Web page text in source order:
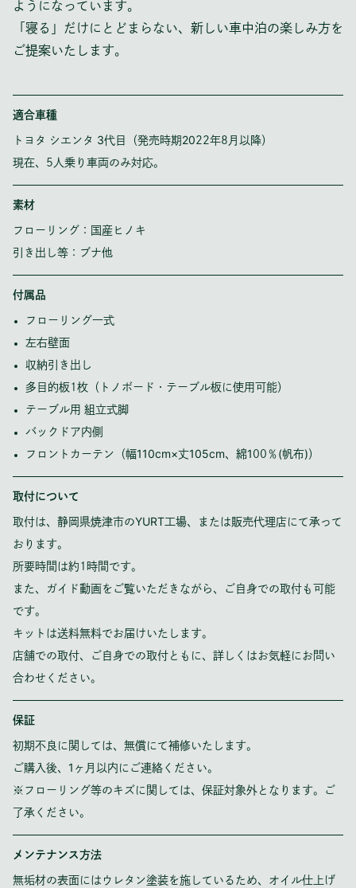
ようになっています。
「寝る」だけにとどまらない、新しい車中泊の楽しみ方を
ご提案いたします。
適合車種
トヨタ シエンタ 3代目（発売時期2022年8月以降）
現在、5人乗り車両のみ対応。
素材
フローリング：国産ヒノキ
引き出し等：ブナ他
付属品
フローリング一式
左右壁面
収納引き出し
多目的板1枚（トノボード・テーブル板に使用可能）
テーブル用 組立式脚
バックドア内側
フロントカーテン（幅110cm×丈105cm、綿100％(帆布)）
取付について
取付は、静岡県焼津市のYURT工場、または販売代理店にて承って
おります。
所要時間は約1時間です。
また、ガイド動画をご覧いただきながら、ご自身での取付も可能
です。
キットは送料無料でお届けいたします。
店舗での取付、ご自身での取付ともに、詳しくはお気軽にお問い
合わせください。
保証
初期不良に関しては、無償にて補修いたします。
ご購入後、1ヶ月以内にご連絡ください。
※フローリング等のキズに関しては、保証対象外となります。ご
了承ください。
メンテナンス方法
無垢材の表面にはウレタン塗装を施しているため、オイル仕上げ